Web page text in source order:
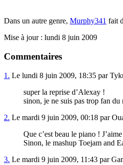
Dans un autre genre, Murphy341 fait
Mise à jour : lundi 8 juin 2009
Commentaires
1. Le lundi 8 juin 2009, 18:35 par
super la reprise d’Alexay !
sinon, je ne suis pas trop fan
2. Le mardi 9 juin 2009, 00:18 par
Que c’est beau le piano !
Sinon, le mashup Toejam and
3. Le mardi 9 juin 2009, 11:43 par